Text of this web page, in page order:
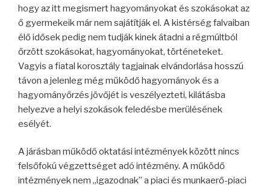
hogy az itt megismert hagyományokat és szokásokat az
ő gyermekeik már nem sajátítják el. A kistérség falvaiban
élő idősek pedig nem tudják kinek átadni a régmúltból
őrzött szokásokat, hagyományokat, történeteket.
Vagyis a fiatal korosztály tagjainak elvándorlása hosszú
távon a jelenleg még működő hagyományok és a
hagyományőrzés jövőjét is veszélyezteti, kilátásba
helyezve a helyi szokások feledésbe merülésének
esélyét.
A járásban működő oktatási intézmények között nincs
felsőfokú végzettséget adó intézmény. A működő
intézmények nem „igazodnak” a piaci és munkaerő-piaci